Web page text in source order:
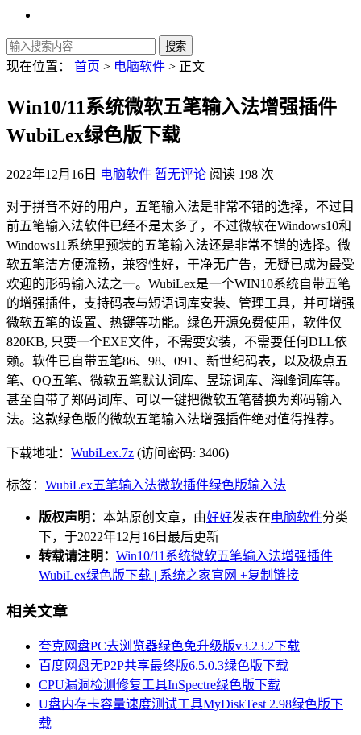
现在位置： 首页 > 电脑软件 > 正文
Win10/11系统微软五笔输入法增强插件
WubiLex绿色版下载
2022年12月16日 电脑软件 暂无评论 阅读 198 次
对于拼音不好的用户，五笔输入法是非常不错的选择，不过目
前五笔输入法软件已经不是太多了，不过微软在Windows10和
Windows11系统里预装的五笔输入法还是非常不错的选择。微
软五笔洁方便流畅，兼容性好，干净无广告，无疑已成为最受
欢迎的形码输入法之一。WubiLex是一个WIN10系统自带五笔
的增强插件，支持码表与短语词库安装、管理工具，并可增强
微软五笔的设置、热键等功能。绿色开源免费使用，软件仅
820KB, 只要一个EXE文件，不需要安装，不需要任何DLL依
赖。软件已自带五笔86、98、091、新世纪码表，以及极点五
笔、QQ五笔、微软五笔默认词库、昱琼词库、海峰词库等。
甚至自带了郑码词库、可以一键把微软五笔替换为郑码输入
法。这款绿色版的微软五笔输入法增强插件绝对值得推荐。
下载地址： WubiLex.7z (访问密码: 3406)
标签： WubiLex五笔输入法微软插件绿色版输入法
版权声明： 本站原创文章，由好好发表在电脑软件分类
下，于2022年12月16日最后更新
转载请注明： Win10/11系统微软五笔输入法增强插件
WubiLex绿色版下载 | 系统之家官网 +复制链接
相关文章
夸克网盘PC去浏览器绿色免升级版v3.23.2下载
百度网盘无P2P共享最终版6.5.0.3绿色版下载
CPU漏洞检测修复工具InSpectre绿色版下载
U盘内存卡容量速度测试工具MyDiskTest 2.98绿色版下
载